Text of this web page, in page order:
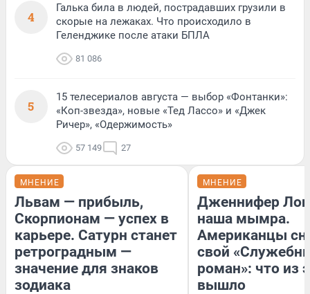
4
Галька била в людей, пострадавших грузили в
скорые на лежаках. Что происходило в
Геленджике после атаки БПЛА
81 086
5
15 телесериалов августа — выбор «Фонтанки»:
«Коп-звезда», новые «Тед Лассо» и «Джек
Ричер», «Одержимость»
57 149 27
МНЕНИЕ
Львам — прибыль,
Скорпионам — успех в
карьере. Сатурн станет
ретроградным —
значение для знаков
зодиака
МНЕНИЕ
Дженнифер
наша мымра.
Американцы
свой
роман»: что из
вышло